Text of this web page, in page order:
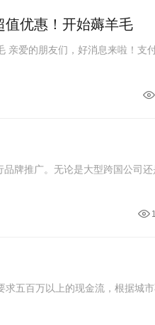
值优惠！开始薅羊毛
品牌推广。无论是大型跨国公司
五百万以上的现金流，根据城